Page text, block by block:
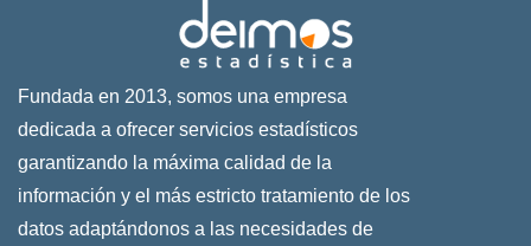
Fundada en 2013, somos una empresa
dedicada a ofrecer servicios estadísticos
garantizando la máxima calidad de la
información y el más estricto tratamiento de los
datos adaptándonos a las necesidades de